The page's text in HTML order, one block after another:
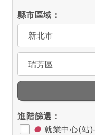
縣市區域：
選擇縣市
選擇區域
進階篩選：
● 就業中心(站